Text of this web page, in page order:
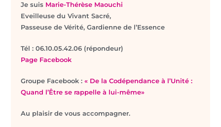
Je suis Marie-Thérèse Maouchi
Eveilleuse du Vivant Sacré,
Passeuse de Vérité, Gardienne de l’Essence
Tél : 06.10.05.42.06 (répondeur)
Page Facebook
Groupe Facebook :« De la Codépendance à l’Unité :
Quand l’Être se rappelle à lui-même»
Au plaisir de vous accompagner.